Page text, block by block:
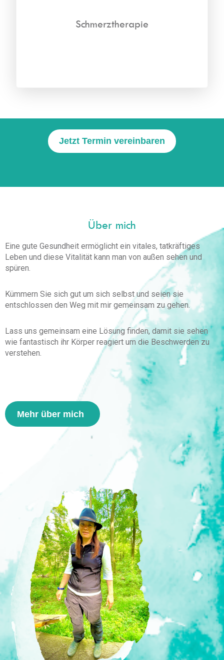
Schmerztherapie
Jetzt Termin vereinbaren
Über mich
Eine gute Gesundheit ermöglicht ein vitales, tatkräftiges
Leben und diese Vitalität kann man von außen sehen und
spüren.
Kümmern Sie sich gut um sich selbst und seien sie
entschlossen den Weg mit mir gemeinsam zu gehen.
Lass uns gemeinsam eine Lösung finden, damit sie sehen
wie fantastisch ihr Körper reagiert um die Beschwerden zu
verstehen.
Mehr über mich